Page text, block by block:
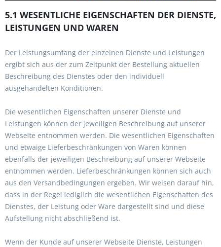
5.1 WESENTLICHE EIGENSCHAFTEN DER DIENSTE,
LEISTUNGEN UND WAREN
Der Leistungsumfang der einzelnen Dienste und Leistungen
ergibt sich aus der zum Zeitpunkt der Bestellung aktuellen
Beschreibung des Dienstes oder den individuell
ausgehandelten Konditionen.
Die wesentlichen Eigenschaften unserer Dienste und
Leistungen können der jeweiligen Beschreibung auf unserer
Webseite entnommen werden. Die wesentlichen Eigenschaften
und etwaige Lieferbeschränkungen von Waren können
ebenfalls der jeweiligen Beschreibung auf unserer Webseite
entnommen werden. Lieferbeschränkungen können sich auch
aus den Versandbedingungen ergeben. Wir weisen darauf hin,
dass in der Regel lediglich die wesentlichen Eigenschaften des
Dienstes, der Leistung oder Ware dargestellt sind und diese
Aufstellung nicht abschließend ist.
Wenn der Kunde auf unserer Webseite Dienste, Leistungen